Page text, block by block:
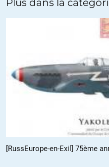
Si on prend en considération la
bat pour les industriels quand
votre constat trouve toute sa
ALERTER
Raphaël
Plus dans la
[RussEurope-en-Exil] 75ème